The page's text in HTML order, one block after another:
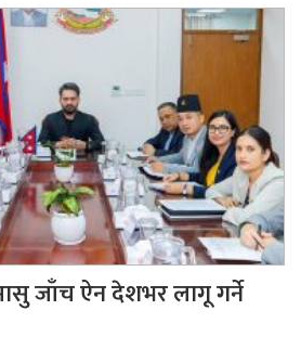
जाँच ऐन देशभर लागू गर्ने